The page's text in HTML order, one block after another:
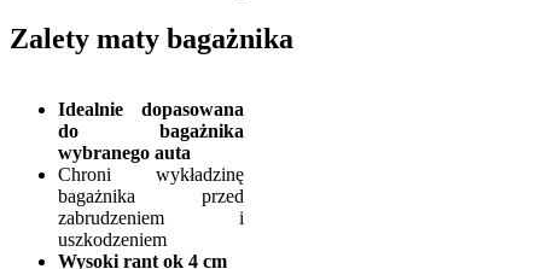
Zalety maty bagażnika
Idealnie dopasowana
do bagażnika
wybranego auta
Chroni wykładzinę
bagażnika przed
zabrudzeniem i
uszkodzeniem
Wysoki rant ok 4 cm